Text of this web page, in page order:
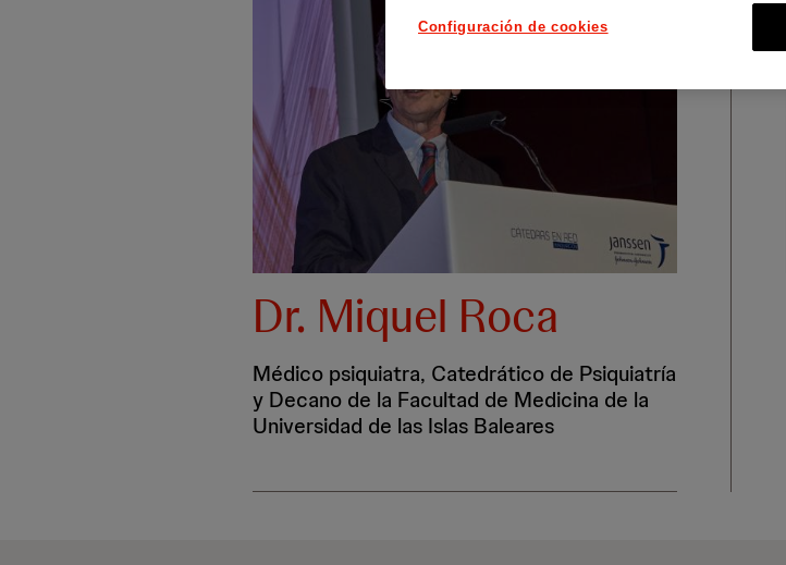
Dr. Miquel Roca
Médico psiquiatra, Catedrático de Psiquiatría
y Decano de la Facultad de Medicina de la
Universidad de las Islas Baleares
Configuración de cookies